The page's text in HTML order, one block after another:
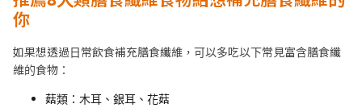
你
如果想透過日常飲食補充膳食纖維，可以多吃以下常見富含膳食纖
維的食物：
菇類：木耳、銀耳、花菇